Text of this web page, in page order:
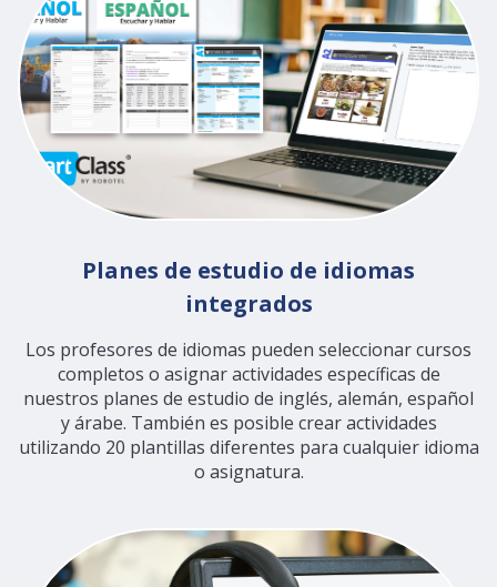
Planes de estudio de idiomas
integrados
Los profesores de idiomas pueden seleccionar cursos
completos o asignar actividades específicas de
nuestros planes de estudio de inglés, alemán, español
y árabe. También es posible crear actividades
utilizando 20 plantillas diferentes para cualquier idioma
o asignatura.